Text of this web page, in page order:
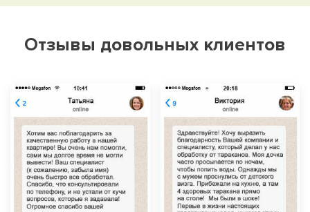
Отзывы довольных клиентов